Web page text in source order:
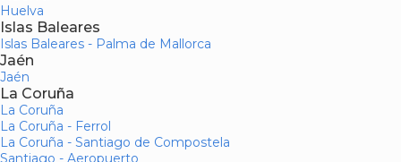
Huelva
Islas Baleares
Islas Baleares - Palma de Mallorca
Jaén
Jaén
La Coruña
La Coruña
La Coruña - Ferrol
La Coruña - Santiago de Compostela
Santiago - Aeropuerto